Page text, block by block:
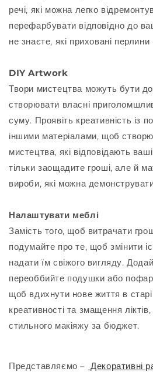
речі, які можна легко
перефарбувати відповідно до
не знаєте, які приховані
DIY Artwork
Твори мистецтва можуть бути
створювати власні
суму. Проявіть креативність із
іншими матеріалами, щоб
мистецтва, які відповідають
тільки заощадите гроші, але й
вироби, які можна
Налаштувати меблі
Замість того, щоб витрачати
подумайте про те, щоб змінити
надати їм свіжого вигляду.
переоббийте подушки або
щоб вдихнути нове життя в
креативності та змащення
стильного макіяжу за бюджет.
Представляємо – Декоративні